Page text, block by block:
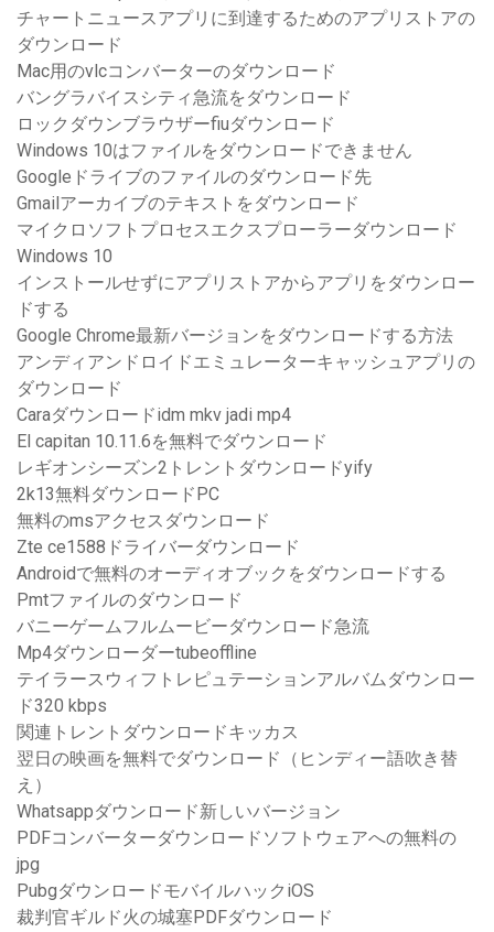
チャートニュースアプリに到達するためのアプリストアの
ダウンロード
Mac用のvlcコンバーターのダウンロード
バングラバイスシティ急流をダウンロード
ロックダウンブラウザーfiuダウンロード
Windows 10はファイルをダウンロードできません
Googleドライブのファイルのダウンロード先
Gmailアーカイブのテキストをダウンロード
マイクロソフトプロセスエクスプローラーダウンロード
Windows 10
インストールせずにアプリストアからアプリをダウンロー
ドする
Google Chrome最新バージョンをダウンロードする方法
アンディアンドロイドエミュレーターキャッシュアプ​​リの
ダウンロード
Caraダウンロードidm mkv jadi mp4
El capitan 10.11.6を無料でダウンロード
レギオンシーズン2トレントダウンロードyify
2k13無料ダウンロードPC
無料のmsアクセスダウンロード
Zte ce1588ドライバーダウンロード
Androidで無料のオーディオブックをダウンロードする
Pmtファイルのダウンロード
バニーゲームフルムービーダウンロード急流
Mp4ダウンローダーtubeoffline
テイラースウィフトレピュテーションアルバムダウンロー
ド320 kbps
関連トレントダウンロードキッカス
翌日の映画を無料でダウンロード（ヒンディー語吹き替
え）
Whatsappダウンロード新しいバージョン
PDFコンバーターダウンロードソフトウェアへの無料の
jpg
PubgダウンロードモバイルハックiOS
裁判官ギルド火の城塞PDFダウンロード